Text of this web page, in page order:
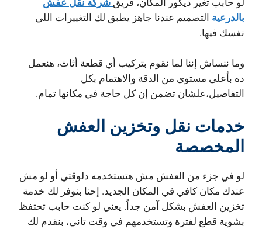
بالدرعية التصميم عندنا جاهز يطبق لك التغييرات اللي
نفسك فيها.
وما ننساش إننا لما نقوم بتركيب أي قطعة أثاث، هنعمل
ده بأعلى مستوى من الدقة والاهتمام بكل
التفاصيل،علشان تضمن إن كل حاجة في مكانها تمام.
خدمات نقل وتخزين العفش
المخصصة
لو في جزء من العفش مش هتستخدمه دلوقتي أو لو مش
عندك مكان كافي في المكان الجديد. إحنا بنوفر لك خدمة
تخزين العفش بشكل آمن جداً. يعني لو كنت حابب تحتفظ
بشوية قطع لفترة وتستخدمهم في وقت تاني، بنقدم لك